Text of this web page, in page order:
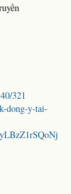
321
dong-y-tai-